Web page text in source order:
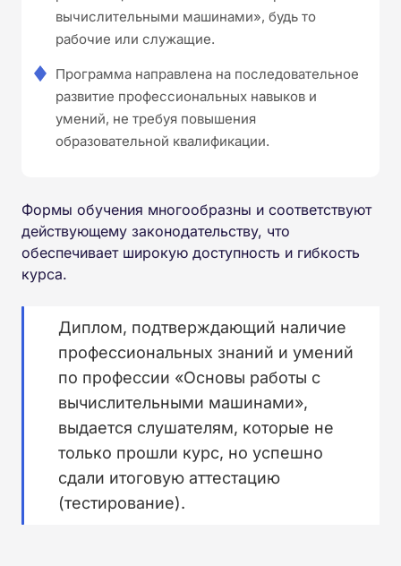
вычислительными машинами», будь то
рабочие или служащие.
Программа направлена на последовательное
развитие профессиональных навыков и
умений, не требуя повышения
образовательной квалификации.
Формы обучения многообразны и соответствуют
действующему законодательству, что
обеспечивает широкую доступность и гибкость
курса.
Диплом, подтверждающий наличие
профессиональных знаний и умений
по профессии «Основы работы с
вычислительными машинами»,
выдается слушателям, которые не
только прошли курс, но успешно
сдали итоговую аттестацию
(тестирование).